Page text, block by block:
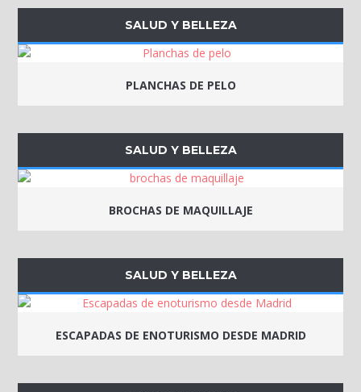
SALUD Y BELLEZA
PLANCHAS DE PELO
SALUD Y BELLEZA
BROCHAS DE MAQUILLAJE
SALUD Y BELLEZA
ESCAPADAS DE ENOTURISMO DESDE MADRID